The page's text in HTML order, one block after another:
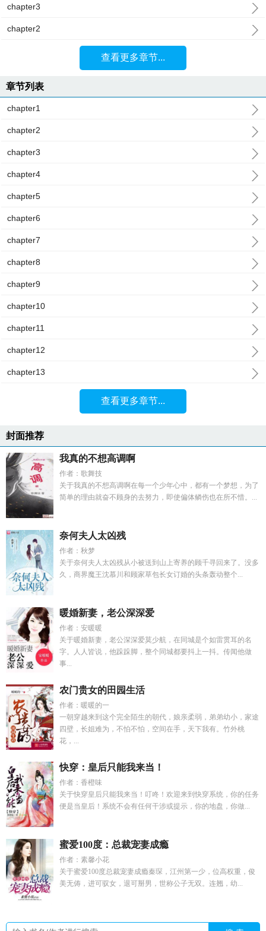
chapter3
chapter2
查看更多章节...
章节列表
chapter1
chapter2
chapter3
chapter4
chapter5
chapter6
chapter7
chapter8
chapter9
chapter10
chapter11
chapter12
chapter13
查看更多章节...
封面推荐
我真的不想高调啊
作者：歌舞技
关于我真的不想高调啊在每一个少年心中，都有一个梦想，为了
简单的理由就奋不顾身的去努力，即使偏体鳞伤也在所不惜。...
奈何夫人太凶残
作者：秋梦
关于奈何夫人太凶残从小被送到山上寄养的顾千寻回来了。没多
久，商界魔王沈慕川和顾家草包长女订婚的头条轰动整个...
暖婚新妻，老公深深爱
作者：安暖暖
关于暖婚新妻，老公深深爱莫少航，在同城是个如雷贯耳的名
字。人人皆说，他跺跺脚，整个同城都要抖上一抖。传闻他做
事...
农门贵女的田园生活
作者：暖暖的一
一朝穿越来到这个完全陌生的朝代，娘亲柔弱，弟弟幼小，家途
四壁，长姐难为，不怕不怕，空间在手，天下我有。竹外桃
花，...
快穿：皇后只能我来当！
作者：香橙味
关于快穿皇后只能我来当！叮咚！欢迎来到快穿系统，你的任务
便是当皇后！系统不会有任何干涉或提示，你的地盘，你做...
蜜爱100度：总裁宠妻成瘾
作者：素馨小花
关于蜜爱100度总裁宠妻成瘾秦琛，江州第一少，位高权重，俊
美无俦，进可驭女，退可掰男，世称公子无双。连翘，幼...